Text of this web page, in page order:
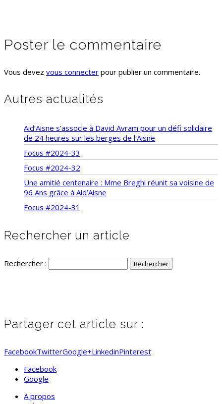
Poster le commentaire
Vous devez vous connecter pour publier un commentaire.
Autres actualités
Aid’Aisne s’associe à David Avram pour un défi solidaire
de 24 heures sur les berges de l’Aisne
Focus #2024-33
Focus #2024-32
Une amitié centenaire : Mme Breghi réunit sa voisine de
96 Ans grâce à Aid’Aisne
Focus #2024-31
Rechercher un article
Rechercher :
Partager cet article sur :
FacebookTwitterGoogle+LinkedinPinterest
Facebook
Google
A propos